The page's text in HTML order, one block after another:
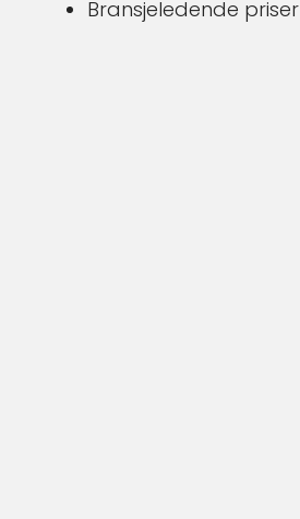
Bransjeledende priser